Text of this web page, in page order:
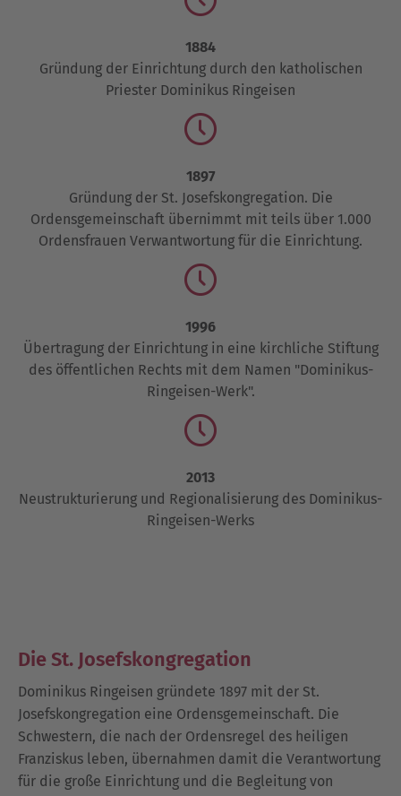
1884
Gründung der Einrichtung durch den katholischen
Priester Dominikus Ringeisen
1897
Gründung der St. Josefskongregation. Die
Ordensgemeinschaft übernimmt mit teils über 1.000
Ordensfrauen Verwantwortung für die Einrichtung.
1996
Übertragung der Einrichtung in eine kirchliche Stiftung
des öffentlichen Rechts mit dem Namen "Dominikus-
Ringeisen-Werk".
2013
Neustrukturierung und Regionalisierung des Dominikus-
Ringeisen-Werks
Die St. Josefskongregation
Dominikus Ringeisen gründete 1897 mit der St.
Josefskongregation eine Ordensgemeinschaft. Die
Schwestern, die nach der Ordensregel des heiligen
Franziskus leben, übernahmen damit die Verantwortung
für die große Einrichtung und die Begleitung von